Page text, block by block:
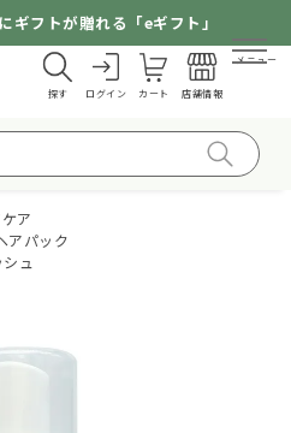
ギフトが贈れる「eギフト」
探す ログイン カート 店舗情報
メニュー
ア
アパック
ュ